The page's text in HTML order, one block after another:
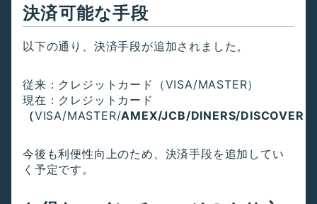
決済可能な手段
以下の通り、決済手段が追加されました。
従来：クレジットカード（VISA/MASTER）
現在：クレジットカード
（VISA/MASTER/AMEX/JCB/DINERS/DISCOVER
今後も利便性向上のため、決済手段を追加してい
く予定です。